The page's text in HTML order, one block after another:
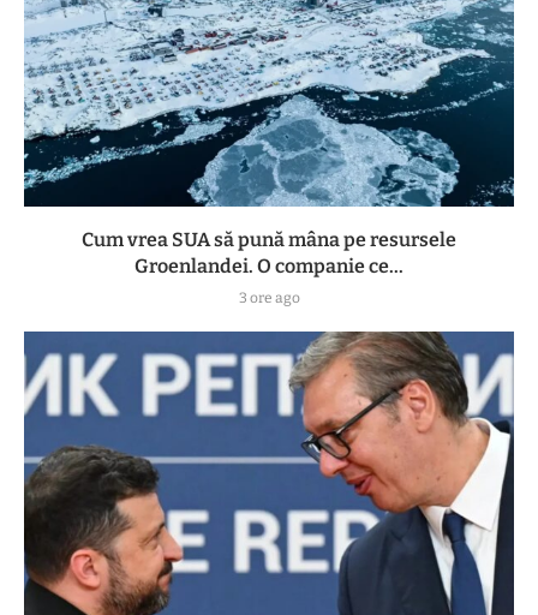
Cum vrea SUA să pună mâna pe resursele
Groenlandei. O companie ce...
3 ore ago